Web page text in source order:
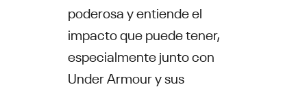
poderosa y entiende el
impacto que puede tener,
especialmente junto con
Under Armour y sus